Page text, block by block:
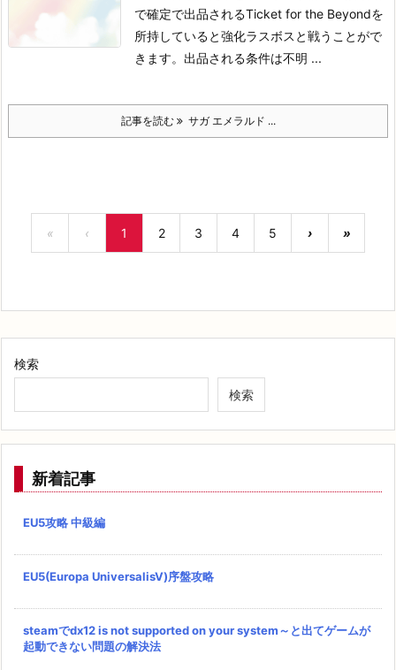
で確定で出品されるTicket for the Beyondを
所持していると強化ラスボスと戦うことがで
きます。 出品される条件は不明 ...
記事を読む サガ エメラルド ...
« ‹ 1 2 3 4 5 › »
検索
検索
新着記事
EU5攻略 中級編
EU5(Europa UniversalisⅤ)序盤攻略
steamでdx12 is not supported on your system～と出てゲームが
起動できない問題の解決法